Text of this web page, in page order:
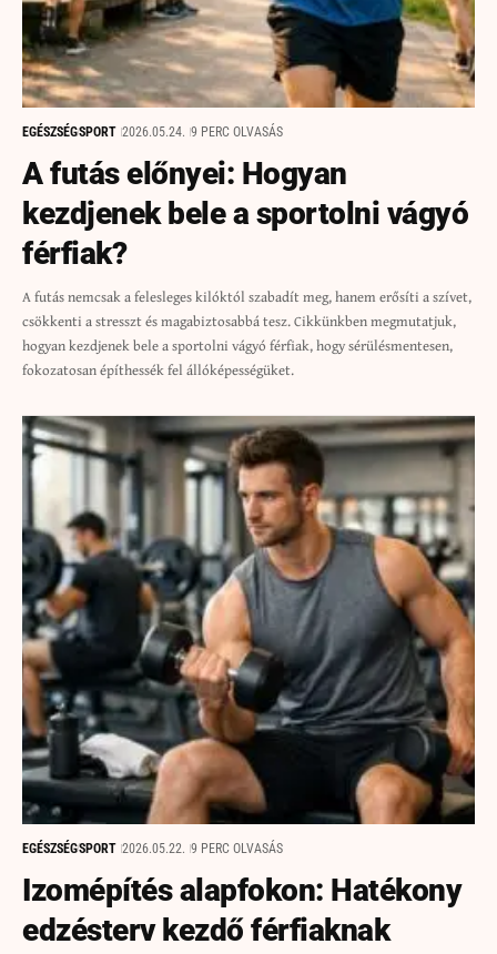
EGÉSZSÉGSPORT 2026.05.24. 9 PERC OLVASÁS
A futás előnyei: Hogyan
kezdjenek bele a sportolni vágyó
férfiak?
A futás nemcsak a felesleges kilóktól szabadít meg, hanem erősíti a szívet,
csökkenti a stresszt és magabiztosabbá tesz. Cikkünkben megmutatjuk,
hogyan kezdjenek bele a sportolni vágyó férfiak, hogy sérülésmentesen,
fokozatosan építhessék fel állóképességüket.
EGÉSZSÉGSPORT 2026.05.22. 9 PERC OLVASÁS
Izomépítés alapfokon: Hatékony
edzésterv kezdő férfiaknak